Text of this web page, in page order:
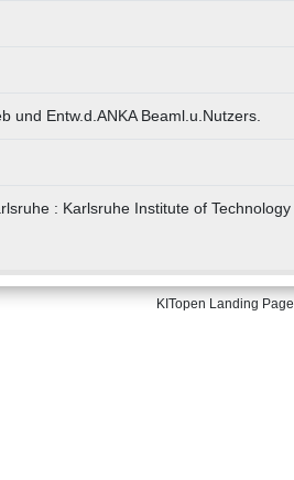
und Entw.d.ANKA Beaml.u.Nutzers.
: Karlsruhe Institute of Technology
KITopen Landing Page